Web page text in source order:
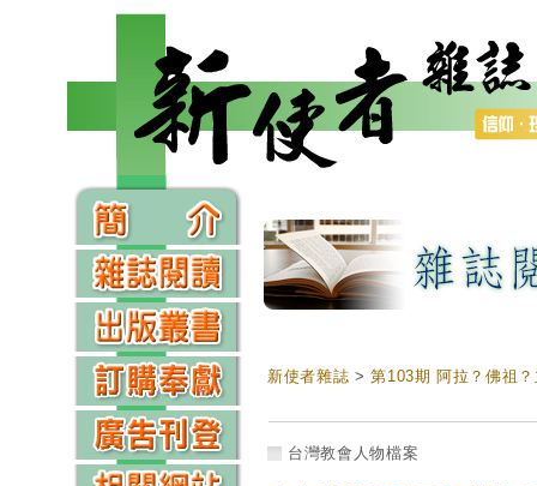
新使者雜誌 >第103期 阿拉？佛祖
台灣教會人物檔案